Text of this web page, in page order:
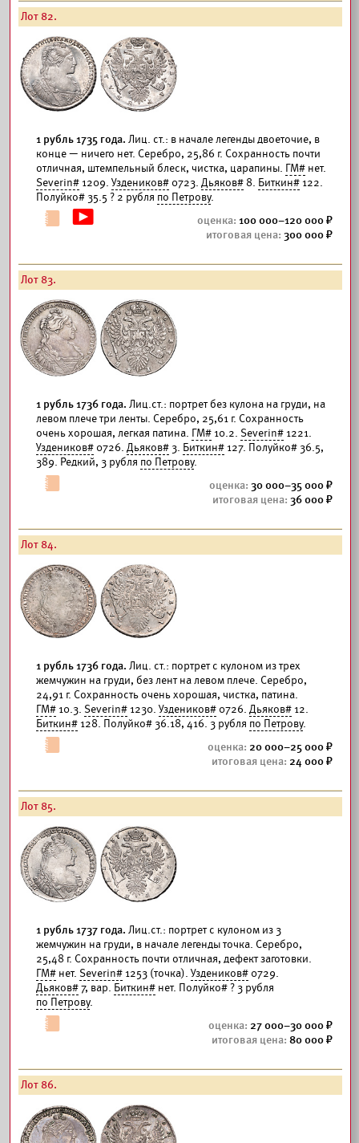
Лот 82.
1 рубль 1735 года. Лиц. ст.: в начале легенды двоеточие, в
конце — ничего нет. Серебро, 25,86 г. Сохранность почти
отличная, штемпельный блеск, чистка, царапины. ГМ# нет.
Severin# 1209. Уздеников# 0723. Дьяков# 8. Биткин# 122.
Полуйко# 35.5 ? 2 рубля по Петрову.
100 000–120 000
300 000
Лот 83.
1 рубль 1736 года. Лиц.ст.: портрет без кулона на груди, на
левом плече три ленты. Серебро, 25,61 г. Сохранность
очень хорошая, легкая патина. ГМ# 10.2. Severin# 1221.
Уздеников# 0726. Дьяков#3. Биткин# 127. Полуйко# 36.5,
389. Редкий, 3 рубля по Петрову.
30 000–35 000
36 000
Лот 84.
1 рубль 1736 года. Лиц. ст.: портрет с кулоном из трех
жемчужин на груди, без лент на левом плече. Серебро,
24,91 г. Сохранность очень хорошая, чистка, патина.
ГМ# 10.3. Severin# 1230. Уздеников# 0726. Дьяков# 12.
Биткин# 128. Полуйко# 36.18, 416. 3 рубля по Петрову.
20 000–25 000
24 000
Лот 85.
1 рубль 1737 года. Лиц.ст.: портрет с кулоном из 3
жемчужин на груди, в начале легенды точка. Серебро,
25,48 г. Сохранность почти отличная, дефект заготовки.
ГМ# нет. Severin# 1253 (точка). Уздеников# 0729.
Дьяков#7, вар. Биткин# нет. Полуйко# ? 3 рубля
по Петрову.
27 000–30 000
80 000
Лот 86.